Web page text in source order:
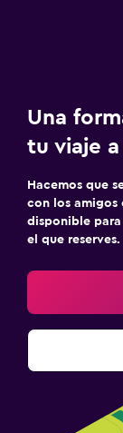
Una
tu viaje
Hacemos que
con los amigos
disponible
el que reserves.